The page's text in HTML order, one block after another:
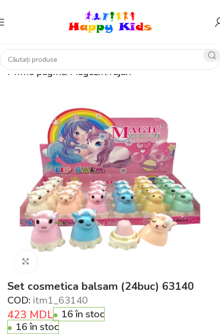
Prima pagină Magazin rujuri
Set cosmetica balsam (24buc) 63140
COD: itm1_63140
423 MDL
16 în stoc
16 în stoc